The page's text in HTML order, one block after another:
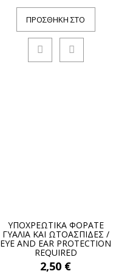
ΠΡΟΣΘΉΚΗ ΣΤΟ
ΥΠΟΧΡΕΩΤΙΚΑ ΦΟΡΑΤΕ
ΓΥΑΛΙΑ ΚΑΙ ΩΤΟΑΣΠΙΔΕΣ /
EYE AND EAR PROTECTION
REQUIRED
2,50 €